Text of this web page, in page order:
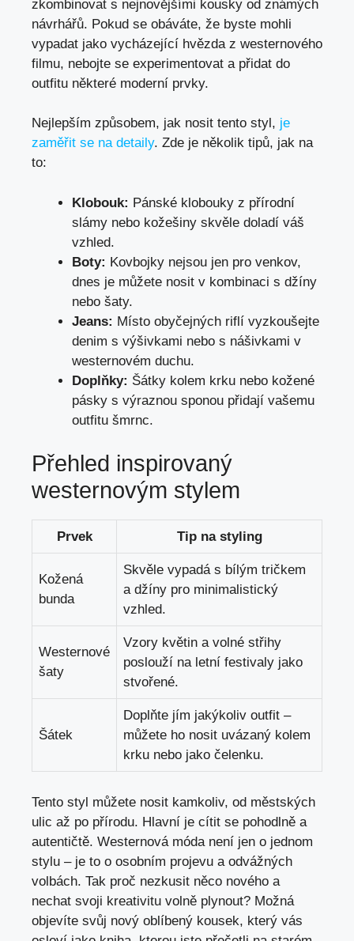
zkombinovat s nejnovějšími kousky od známých
návrhářů. Pokud se obáváte, že byste mohli
vypadat jako vycházející hvězda z westernového
filmu, nebojte se experimentovat a přidat do
outfitu některé moderní prvky.
Nejlepším způsobem, jak nosit tento styl, je
zaměřit se na detaily. Zde je několik tipů, jak na
to:
Klobouk: Pánské klobouky z přírodní
slámy nebo kožešiny skvěle doladí váš
vzhled.
Boty: Kovbojky nejsou jen pro venkov,
dnes je můžete nosit v kombinaci s džíny
nebo šaty.
Jeans: Místo obyčejných riflí vyzkoušejte
denim s výšivkami nebo s nášivkami v
westernovém duchu.
Doplňky: Šátky kolem krku nebo kožené
pásky s výraznou sponou přidají vašemu
outfitu šmrnc.
Přehled inspirovaný
westernovým stylem
Prvek Tip na styling
Kožená
bunda
Skvěle vypadá s bílým tričkem
a džíny pro minimalistický
vzhled.
Westernové
šaty
Vzory květin a volné střihy
poslouží na letní festivaly jako
stvořené.
Šátek
Doplňte jím jakýkoliv outfit –
můžete ho nosit uvázaný kolem
krku nebo jako čelenku.
Tento styl můžete nosit kamkoliv, od městských
ulic až po přírodu. Hlavní je cítit se pohodlně a
autentičtě. Westernová móda není jen o jednom
stylu – je to o osobním projevu a odvážných
volbách. Tak proč nezkusit něco nového a
nechat svoji kreativitu volně plynout? Možná
objevíte svůj nový oblíbený kousek, který vás